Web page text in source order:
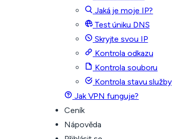
Jaká je moje IP?
Test úniku DNS
Skryjte svou IP
Kontrola odkazu
Kontrola souboru
Kontrola stavu služby
Jak VPN funguje?
Ceník
Nápověda